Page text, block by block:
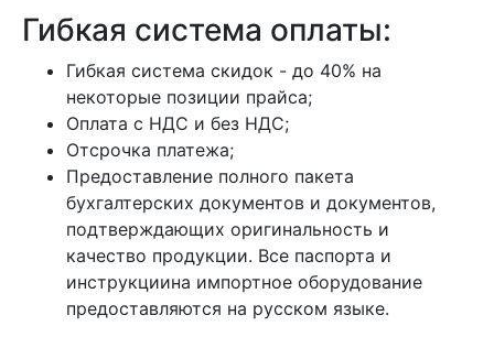
Гибкая система оплаты:
Гибкая система скидок - до 40% на
некоторые позиции прайса;
Оплата с НДС и без НДС;
Отсрочка платежа;
Предоставление полного пакета
бухгалтерских документов и документов,
подтверждающих оригинальность и
качество продукции. Все паспорта и
инструкциина импортное оборудование
предоставляются на русском языке.